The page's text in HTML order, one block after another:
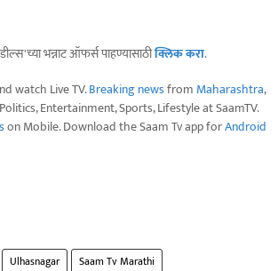
भन्नाट ऑफर्स पाहण्यासाठीक्लिक करा.
watch Live TV.Breaking newsfrom Maharashtra,
Entertainment, Sports, Lifestyle at SaamTV.
on Mobile. Download the Saam Tv app forAndroid
Ulhasnagar
Saam Tv Marathi